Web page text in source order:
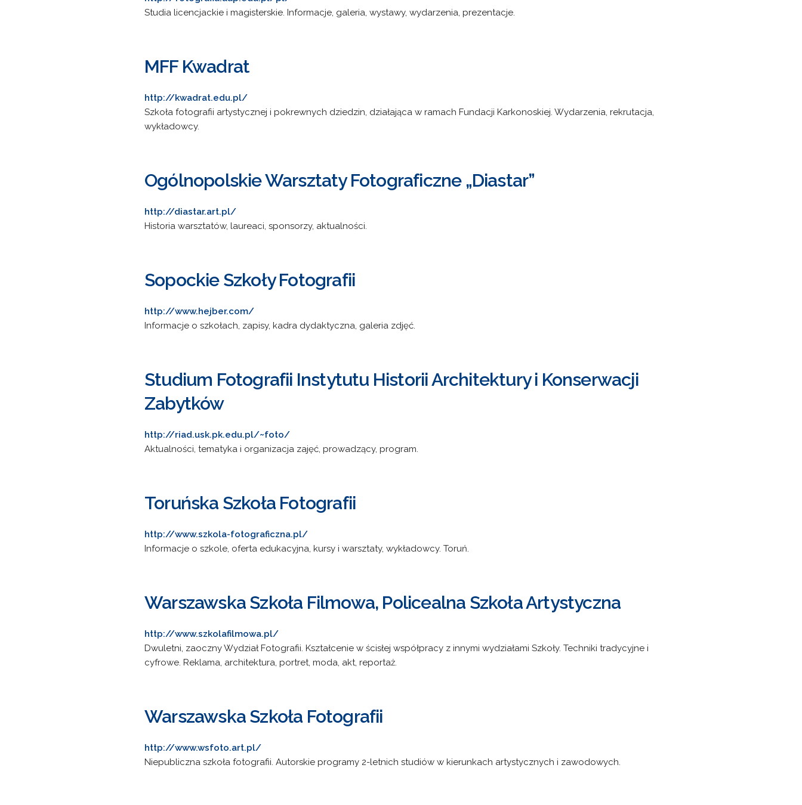
Studia licencjackie i magisterskie. Informacje, galeria, wystawy, wydarzenia, prezentacje.
MFF Kwadrat
http://kwadrat.edu.pl/
Szkoła fotografii artystycznej i pokrewnych dziedzin, działająca w ramach Fundacji Karkonoskiej. Wydarzenia, rekrutacja,
wykładowcy.
Ogólnopolskie Warsztaty Fotograficzne „Diastar”
http://diastar.art.pl/
Historia warsztatów, laureaci, sponsorzy, aktualności.
Sopockie Szkoły Fotografii
http://www.hejber.com/
Informacje o szkołach, zapisy, kadra dydaktyczna, galeria zdjęć.
Studium Fotografii Instytutu Historii Architektury i Konserwacji
Zabytków
http://riad.usk.pk.edu.pl/~foto/
Aktualności, tematyka i organizacja zajęć, prowadzący, program.
Toruńska Szkoła Fotografii
http://www.szkola-fotograficzna.pl/
Informacje o szkole, oferta edukacyjna, kursy i warsztaty, wykładowcy. Toruń.
Warszawska Szkoła Filmowa, Policealna Szkoła Artystyczna
http://www.szkolafilmowa.pl/
Dwuletni, zaoczny Wydział Fotografii. Kształcenie w ścisłej współpracy z innymi wydziałami Szkoły. Techniki tradycyjne i
cyfrowe. Reklama, architektura, portret, moda, akt, reportaż.
Warszawska Szkoła Fotografii
http://www.wsfoto.art.pl/
Niepubliczna szkoła fotografii. Autorskie programy 2-letnich studiów w kierunkach artystycznych i zawodowych.